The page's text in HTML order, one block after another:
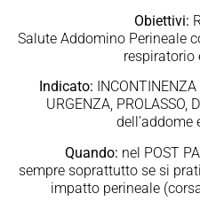
Obiettivi:
Salute Addomino Perineale
respiratorio
Indicato:
URGENZA, PROLASSO,
dell’addome
Quando: nel POST
sempre soprattutto se si
impatto perineale